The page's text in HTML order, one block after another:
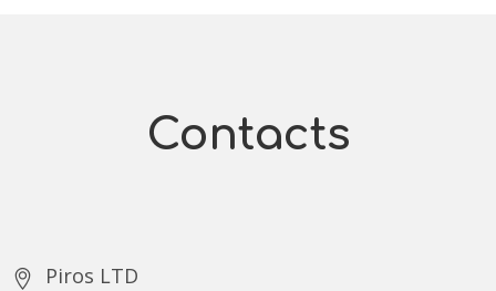
Contacts
Piros LTD